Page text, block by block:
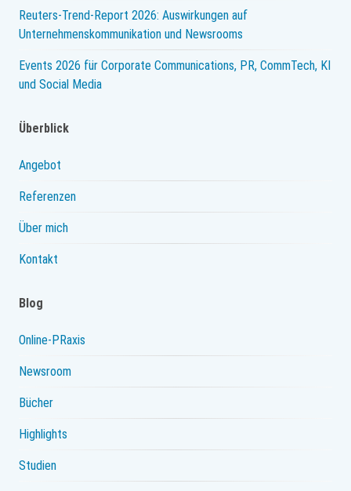
Reuters-Trend-Report 2026: Auswirkungen auf
Unternehmenskommunikation und Newsrooms
Events 2026 für Corporate Communications, PR, CommTech, KI
und Social Media
Überblick
Angebot
Referenzen
Über mich
Kontakt
Blog
Online-PRaxis
Newsroom
Bücher
Highlights
Studien